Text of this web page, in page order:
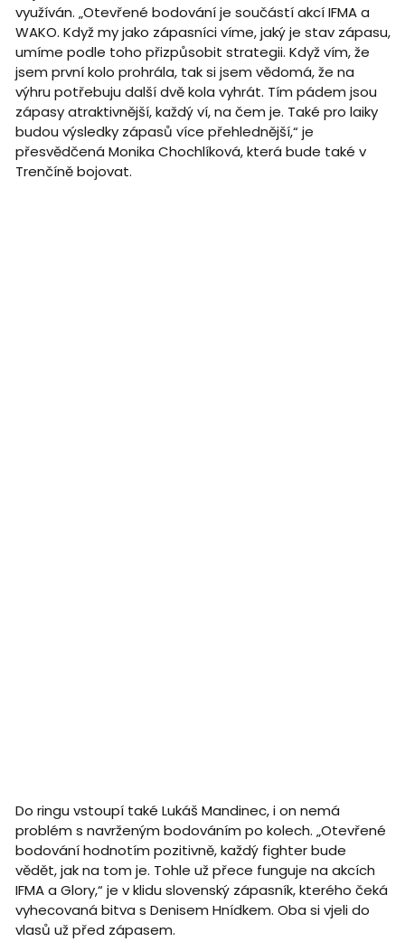
využíván. „Otevřené bodování je součástí akcí IFMA a
WAKO. Když my jako zápasníci víme, jaký je stav zápasu,
umíme podle toho přizpůsobit strategii. Když vím, že
jsem první kolo prohrála, tak si jsem vědomá, že na
výhru potřebuju další dvě kola vyhrát. Tím pádem jsou
zápasy atraktivnější, každý ví, na čem je. Také pro laiky
budou výsledky zápasů více přehlednější,“ je
přesvědčená Monika Chochlíková, která bude také v
Trenčíně bojovat.
Do ringu vstoupí také Lukáš Mandinec, i on nemá
problém s navrženým bodováním po kolech. „Otevřené
bodování hodnotím pozitivně, každý fighter bude
vědět, jak na tom je. Tohle už přece funguje na akcích
IFMA a Glory,“ je v klidu slovenský zápasník, kterého čeká
vyhecovaná bitva s Denisem Hnídkem. Oba si vjeli do
vlasů už před zápasem.